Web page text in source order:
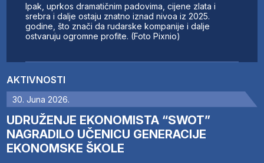
AKTIVNOSTI
30. Juna 2026.
UDRUŽENJE EKONOMISTA “SWOT”
NAGRADILO UČENICU GENERACIJE
EKONOMSKE ŠKOLE
Ipak, uprkos dramatičnim padovima, cijene zlata i
srebra i dalje ostaju znatno iznad nivoa iz 2025.
godine, što znači da rudarske kompanije i dalje
ostvaruju ogromne profite. (Foto Pixnio)